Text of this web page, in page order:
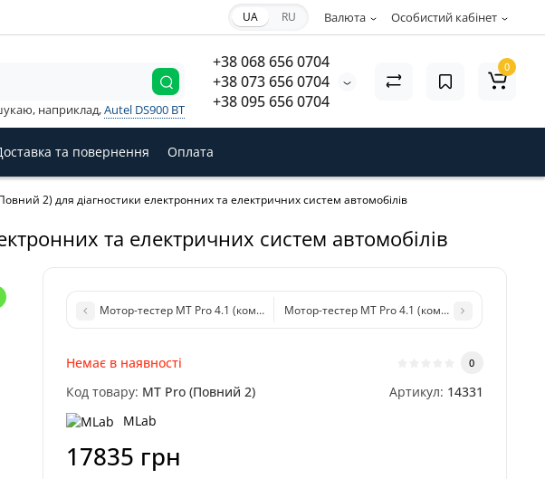
Особистий кабінет
Валюта
UA RU
+38 068 656 0704
+38 073 656 0704
+38 095 656 0704
наприклад,Autel DS900 BT
0
та повернення Оплата
2) для діагностики електронних та електричних систем автомобілів
та електричних систем автомобілів
Мотор-тестер MT Pro 4.1 (комплект Повний 1) для діагностики електронних та
Мотор-тестер MT Pro 4.1 (комплект Повний 3)
Немає в наявності 0
Код товару: MT Pro (Повний 2) Артикул: 14331
MLab
17835 грн